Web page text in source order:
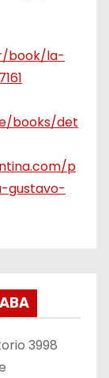
book/la-
books/det
p
gustavo-
3998